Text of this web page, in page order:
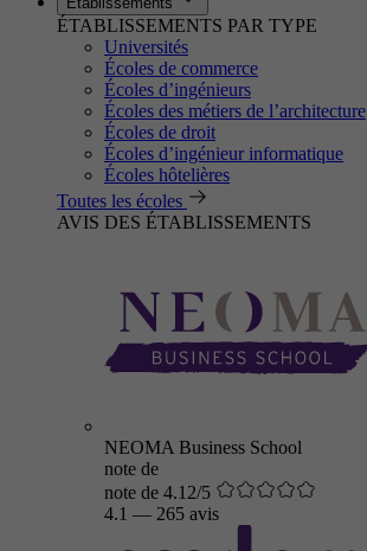
ÉTABLISSEMENTS PAR TYPE
Universités
Écoles de commerce
Écoles d’ingénieurs
Écoles des métiers de l’architecture
Écoles de droit
Écoles d’ingénieur informatique
Écoles hôtelières
Toutes les écoles
AVIS DES ÉTABLISSEMENTS
NEOMA Business School
note de
note de 4.12/5
4.1 — 265 avis